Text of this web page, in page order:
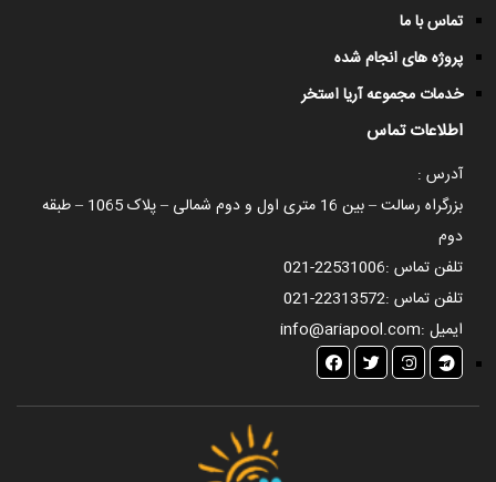
تماس با ما
پروژه های انجام شده
خدمات مجموعه آریا استخر
اطلاعات تماس
آدرس :
بزرگراه رسالت – بین 16 متری اول و دوم شمالی – پلاک 1065 – طبقه
دوم
تلفن تماس :021-22531006
تلفن تماس :021-22313572
ایمیل :info@ariapool.com